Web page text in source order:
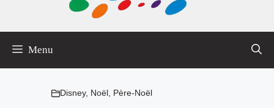
Menu
Disney, Noël, Père-Noël